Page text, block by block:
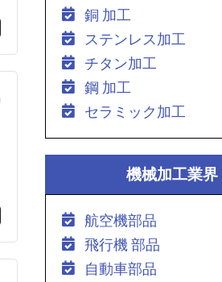
銅 加工
ステンレス加工
チタン加工
鋼 加工
セラミック加工
機械加工業界
航空機部品
飛行機 部品
自動車部品